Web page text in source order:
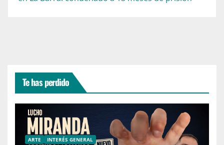
Te has perdido
ARTE INTERÉS GENERAL